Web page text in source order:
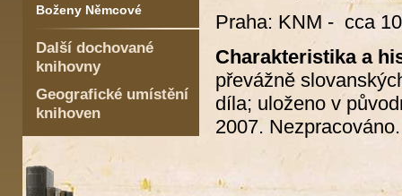
Boženy Němcové
Další dochované
knihovny
Geografické umístění
knihoven
Praha: KNM - cca
Charakteristika a
převážně
díla; uloženo v
2007. Nezpracováno.